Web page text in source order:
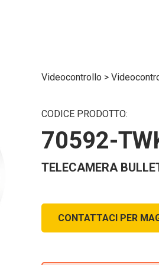
Videocontrollo >
CODICE PRODOTTO:
70592-
TELECAMERA
CONTATTACI PER